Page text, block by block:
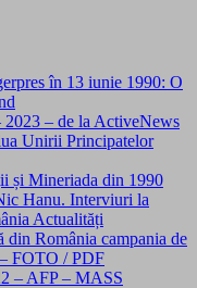
în 13 iunie 1990: O
– de la ActiveNews
Unirii Principatelor
și Mineriada din 1990
Hanu. Interviuri la
Actualități
România campania de
FOTO / PDF
– AFP – MASS